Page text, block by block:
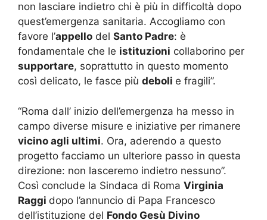
non lasciare indietro chi è più in difficoltà dopo
quest’emergenza sanitaria. Accogliamo con
favore l’appello del Santo Padre: è
fondamentale che le istituzioni collaborino per
supportare, soprattutto in questo momento
così delicato, le fasce più deboli e fragili”.
“Roma dall’ inizio dell’emergenza ha messo in
campo diverse misure e iniziative per rimanere
vicino agli ultimi. Ora, aderendo a questo
progetto facciamo un ulteriore passo in questa
direzione: non lasceremo indietro nessuno”.
Così conclude la Sindaca di Roma Virginia
Raggi dopo l’annuncio di Papa Francesco
dell’istituzione del Fondo Gesù Divino